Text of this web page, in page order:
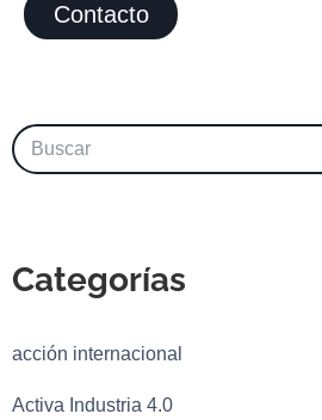
Contacto
Categorías
acción internacional
Activa Industria 4.0